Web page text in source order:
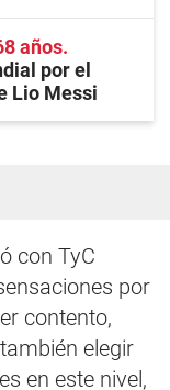
años
por el
Lio Messi
con TyC
por
contento,
elegir
en este nivel,